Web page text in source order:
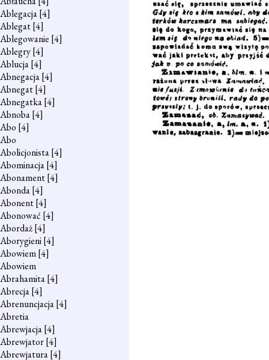
Ablegacja[4]
Ablegat[4]
Ablegowanie [4]
Ablegry[4]
Ablucja[4]
Abnegacja[4]
Abnegat[4]
Abnegatka[4]
Abnoba[4]
Abo [4]
Abo
Abolicjonista[4]
Abominacja[4]
Abonament[4]
Abonda[4]
Abonent[4]
Abonować [4]
Abordaż[4]
Aborygieni[4]
Abowiem[4]
Abowiem
Abrahamita[4]
Abrecja[4]
Abrenuncjacja[4]
Abretia
Abrewjacja[4]
Abrewjator[4]
Abrewjatura[4]